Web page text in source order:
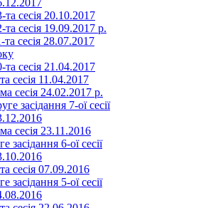
та сесія 20.10.2017
та сесія 19.09.2017 р.
та сесія 28.07.2017
та сесія 21.04.2017
сесія 11.04.2017
сесія 24.02.2017 р.
засідання 7-ої сесії
сесія 23.11.2016
засідання 6-ої сесії
сесія 07.09.2016
засідання 5-ої сесії